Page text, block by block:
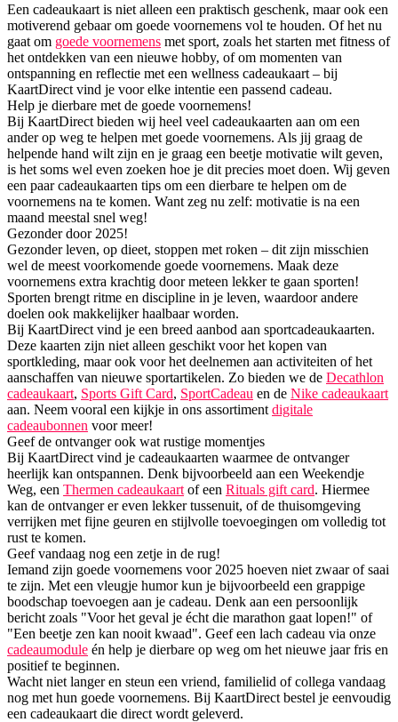
Een cadeaukaart is niet alleen een praktisch geschenk, maar ook een
motiverend gebaar om goede voornemens vol te houden. Of het nu
gaat om goede voornemens met sport, zoals het starten met fitness of
het ontdekken van een nieuwe hobby, of om momenten van
ontspanning en reflectie met een wellness cadeaukaart – bij
KaartDirect vind je voor elke intentie een passend cadeau.
Help je dierbare met de goede voornemens!
Bij KaartDirect bieden wij heel veel cadeaukaarten aan om een
ander op weg te helpen met goede voornemens. Als jij graag de
helpende hand wilt zijn en je graag een beetje motivatie wilt geven,
is het soms wel even zoeken hoe je dit precies moet doen. Wij geven
een paar cadeaukaarten tips om een dierbare te helpen om de
voornemens na te komen. Want zeg nu zelf: motivatie is na een
maand meestal snel weg!
Gezonder door 2025!
Gezonder leven, op dieet, stoppen met roken – dit zijn misschien
wel de meest voorkomende goede voornemens. Maak deze
voornemens extra krachtig door meteen lekker te gaan sporten!
Sporten brengt ritme en discipline in je leven, waardoor andere
doelen ook makkelijker haalbaar worden.
Bij KaartDirect vind je een breed aanbod aan sportcadeaukaarten.
Deze kaarten zijn niet alleen geschikt voor het kopen van
sportkleding, maar ook voor het deelnemen aan activiteiten of het
aanschaffen van nieuwe sportartikelen. Zo bieden we de Decathlon
cadeaukaart, Sports Gift Card, SportCadeau en de Nike cadeaukaart
aan. Neem vooral een kijkje in ons assortiment digitale
cadeaubonnen voor meer!
Geef de ontvanger ook wat rustige momentjes
Bij KaartDirect vind je cadeaukaarten waarmee de ontvanger
heerlijk kan ontspannen. Denk bijvoorbeeld aan een Weekendje
Weg, een Thermen cadeaukaart of een Rituals gift card. Hiermee
kan de ontvanger er even lekker tussenuit, of de thuisomgeving
verrijken met fijne geuren en stijlvolle toevoegingen om volledig tot
rust te komen.
Geef vandaag nog een zetje in de rug!
Iemand zijn goede voornemens voor 2025 hoeven niet zwaar of saai
te zijn. Met een vleugje humor kun je bijvoorbeeld een grappige
boodschap toevoegen aan je cadeau. Denk aan een persoonlijk
bericht zoals "Voor het geval je écht die marathon gaat lopen!" of
"Een beetje zen kan nooit kwaad". Geef een lach cadeau via onze
cadeaumodule én help je dierbare op weg om het nieuwe jaar fris en
positief te beginnen.
Wacht niet langer en steun een vriend, familielid of collega vandaag
nog met hun goede voornemens. Bij KaartDirect bestel je eenvoudig
een cadeaukaart die direct wordt geleverd.